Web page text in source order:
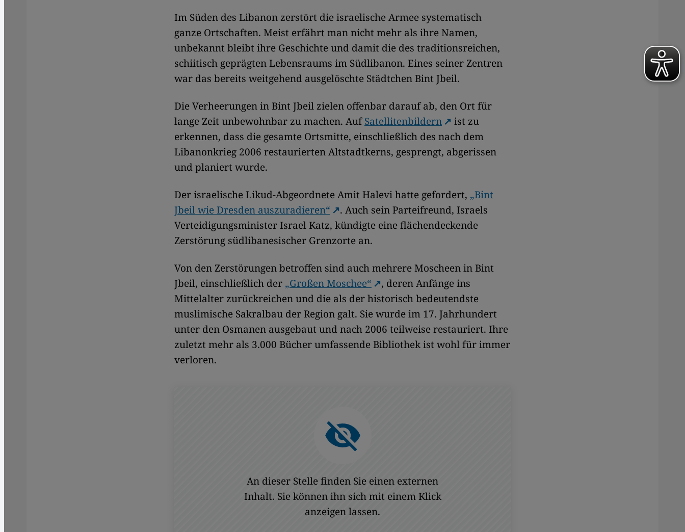
Im Süden des Libanon zerstört die israelische Armee systematisch
ganze Ortschaften. Meist erfährt man nicht mehr als ihre Namen,
unbekannt bleibt ihre Geschichte und damit die des traditionsreichen,
schiitisch geprägten Lebensraums im Südlibanon. Eines seiner Zentren
war das bereits weitgehend ausgelöschte Städtchen Bint Jbeil.
Die Verheerungen in Bint Jbeil zielen offenbar darauf ab, den Ort für
lange Zeit unbewohnbar zu machen. AufSatellitenbildern
ist zu
erkennen, dass die gesamte Ortsmitte, einschließlich des nach dem
Libanonkrieg 2006 restaurierten Altstadtkerns, gesprengt, abgerissen
und planiert wurde.
Der israelische Likud-Abgeordnete Amit Halevi hatte gefordert, „Bint
Jbeil wie Dresden auszuradieren“
. Auch sein Parteifreund, Israels
Verteidigungsminister Israel Katz, kündigte eine flächendeckende
Zerstörung südlibanesischer Grenzorte an.
Von den Zerstörungen betroffen sind auch mehrere Moscheen in Bint
Jbeil, einschließlich der „Großen Moschee“
, deren Anfänge ins
Mittelalter zurückreichen und die als der historisch bedeutendste
muslimische Sakralbau der Region galt. Sie wurde im 17. Jahrhundert
unter den Osmanen ausgebaut und nach 2006 teilweise restauriert. Ihre
zuletzt mehr als 3.000 Bücher umfassende Bibliothek ist wohl für immer
verloren.
An dieser Stelle finden Sie einen externen
Inhalt. Sie können ihn sich mit einem Klick
anzeigen lassen.